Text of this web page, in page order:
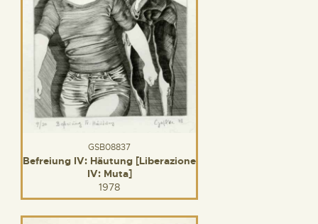
GSB08837
Befreiung IV: Häutung [Liberazione
IV: Muta]
1978